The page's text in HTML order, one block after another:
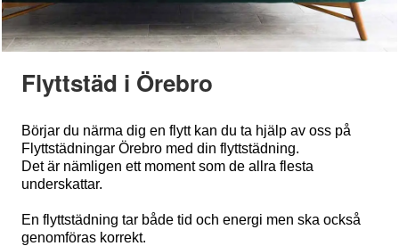
Flyttstäd i Örebro
Börjar du närma dig en flytt kan du ta hjälp av oss på
Flyttstädningar Örebro med din flyttstädning.
Det är nämligen ett moment som de allra flesta
underskattar.
En flyttstädning tar både tid och energi men ska också
genomföras korrekt.